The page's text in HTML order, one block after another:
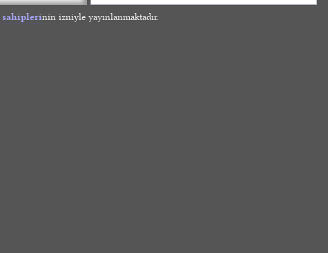
sahiplerinin izniyle yayınlanmaktadır.